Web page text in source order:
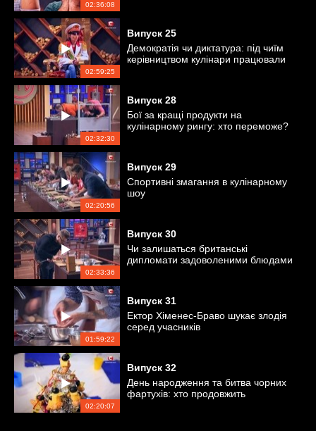
02:36:08
02:59:25
Випуск 25
Демократія чи диктатура: під чиїм
керівництвом кулінари працювали
02:32:30
Випуск 28
Бої за кращі продукти на
кулінарному рингу: хто переможе?
02:20:56
Випуск 29
Спортивні змагання в кулінарному
шоу
02:33:36
Випуск 30
Чи залишаться британські
дипломати задоволеними блюдами
01:59:22
Випуск 31
Ектор Хіменес-Браво шукає злодія
серед учасників
02:20:07
Випуск 32
День народження та битва чорних
фартухів: хто продовжить